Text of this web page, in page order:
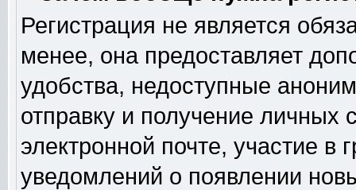
Регистрация не является
менее, она предоставляет
удобства, недоступные
отправку и получение личных
электронной почте, участие в
уведомлений о появлении